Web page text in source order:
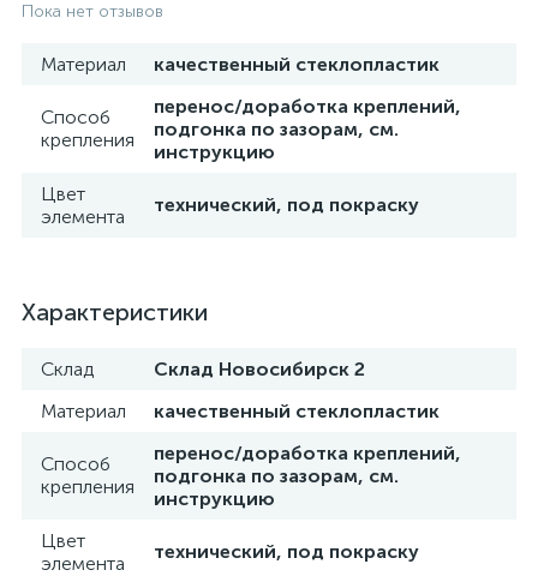
Пока нет отзывов
Материал качественный стеклопластик
Способ
крепления
перенос/доработка креплений,
подгонка по зазорам, см.
инструкцию
Цвет
элемента
технический, под покраску
Характеристики
Склад
Склад Новосибирск 2
Материал
качественный стеклопластик
Способ
крепления
перенос/доработка креплений,
подгонка по зазорам, см.
инструкцию
Цвет
элемента
технический, под покраску